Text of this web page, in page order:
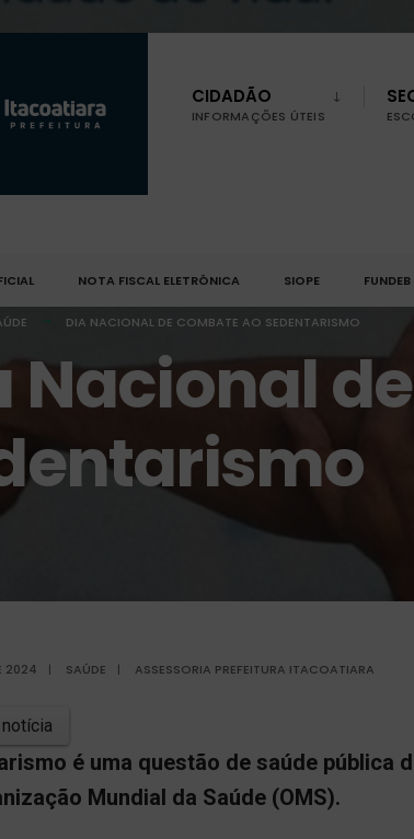
CIDADÃO
INFORMAÇÕES ÚTEIS
NOTA FISCAL ELETRÔNICA SIOPE FUNDEB
DIA NACIONAL DE COMBATE AO SEDENTARISMO
Nacional
2024 | SAÚDE | ASSESSORIA PREFEITURA ITACOATIARA
é uma questão de saúde pública
Mundial da Saúde (OMS).